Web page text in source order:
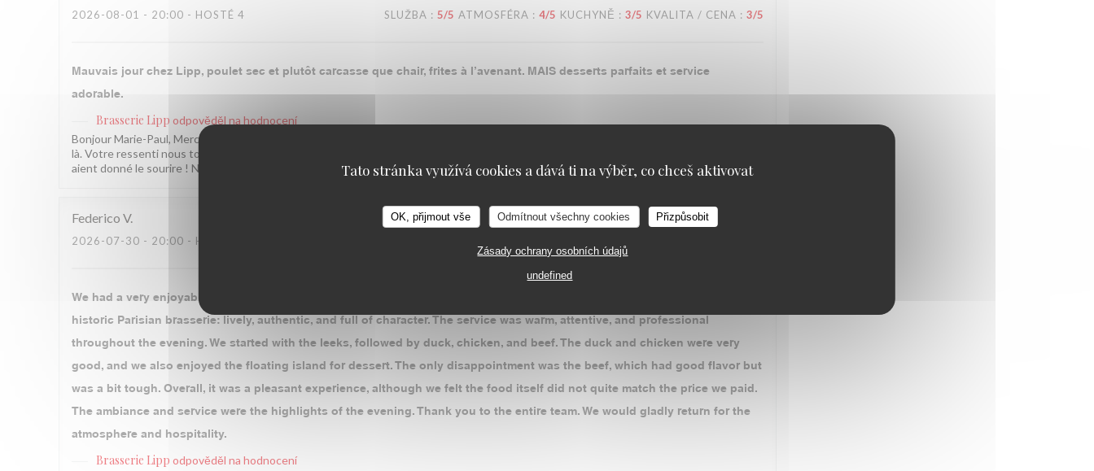
Tato stránka využívá cookies a dává ti na výběr, co chceš aktivovat
OK, přijmout vše Odmítnout všechny cookies Přizpůsobit
Zásady ochrany osobních údajů
undefined
2026-08-01 - 20:00 - HOSTÉ 4 SLUŽBA : 5/5 ATMOSFÉRA : 4/5 KUCHYNĚ : 3/5 KVALITA / CENA : 3/5
Mauvais jour chez Lipp, poulet sec et plutôt carcasse que chair, frites à l’avenant. MAIS desserts parfaits et service
adorable.
Brasserie Lipp odpověděl na hodnocení
Bonjour Marie-Paul, Merci pour ce retour honnête. Nous sommes vraiment désolés que le plat principal n'ait pas été à la hauteur ce jour-
là. Votre ressenti nous touche et nous en parlons en cuisine. En revanche, nous sommes ravis que les desserts et notre équipe vous
aient donné le sourire ! Nous espérons vous revoir bientôt. L'équipe de la Brasserie Lipp
Federico V
2026-07-30 - 20:00 - HOSTÉ 3
We had a very enjoyable dinner at Brasserie Lipp during our visit to Paris. The atmosphere is exactly what you expect from a
historic Parisian brasserie: lively, authentic, and full of character. The service was warm, attentive, and professional
throughout the evening. We started with the leeks, followed by duck, chicken, and beef. The duck and chicken were very
good, and we also enjoyed the floating island for dessert. The only disappointment was the beef, which had good flavor but
was a bit tough. Overall, it was a pleasant experience, although we felt the food itself did not quite match the price we paid.
The ambiance and service were the highlights of the evening. Thank you to the entire team. We would gladly return for the
atmosphere and hospitality.
Brasserie Lipp odpověděl na hodnocení